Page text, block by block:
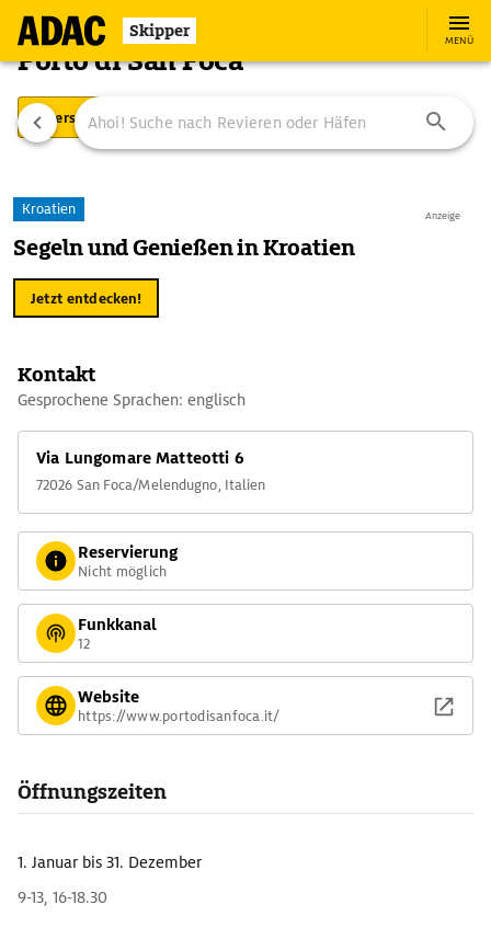
Skipper MENÜ
Porto di San Foca
Übersicht Ausstattung Ansteuerung
Anzeige
Kroatien
Segeln und Genießen in Kroatien
Jetzt entdecken!
Kontakt
Gesprochene Sprachen: englisch
Via Lungomare Matteotti 6
72026 San Foca/Melendugno, Italien
Reservierung
Nicht möglich
Funkkanal
12
Website
https://www.portodisanfoca.it/
Öffnungszeiten
1. Januar bis 31. Dezember
9-13, 16-18.30